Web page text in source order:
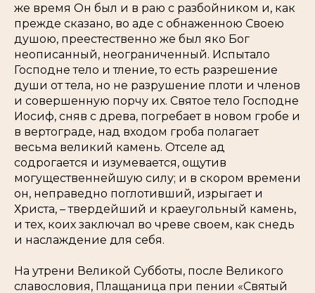
же время Он был и в раю с разбойником и, как
прежде сказано, во аде с обнаженною Своею
душою, преестественно же был яко Бог
неописанный, неограниченный. Испытало
Господне тело и тление, то есть разрешение
души от тела, но не разрушение плоти и членов
и совершенную порчу их. Святое тело Господне
Иосиф, сняв с древа, погребает в новом гробе и
в вертограде, над входом гроба полагает
весьма великий камень. Отселе ад
содрогается и изумевается, ощутив
могущественнейшую силу; и в скором времени
он, неправедно поглотивший, изрыгает и
Христа, – твердейший и краеугольный камень,
и тех, коих заключал во чреве своем, как снедь
и наслаждение для себя.
На утрени Великой Субботы, после Великого
славословия, Плащаница при пении «Святый